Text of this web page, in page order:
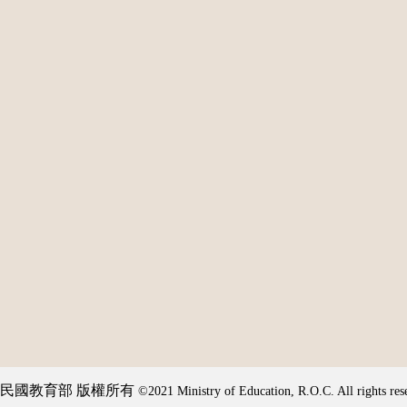
國教育部 版權所有 ©2021 Ministry of Education, R.O.C. All rights